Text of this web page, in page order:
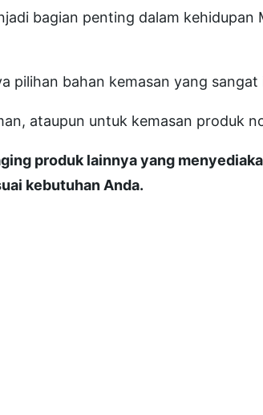
bagian penting dalam
pilihan bahan kemasan yang sangat
ataupun untuk kemasan produk
produk lainnya yang
kebutuhan Anda.